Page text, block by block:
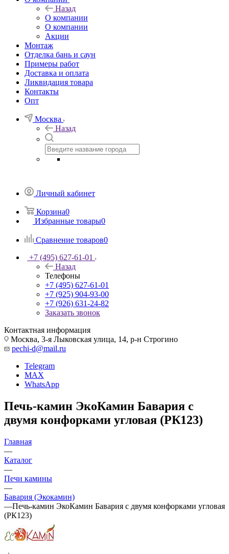
Назад
О компании
О компании
Акции
Монтаж
Отделка бань и саун
Примеры работ
Доставка и оплата
Ликвидация товара
Контакты
Опт
Москва
Назад
Личный кабинет
Корзина0
Избранные товары0
Сравнение товаров0
+7 (495) 627-61-01
Назад
Телефоны
+7 (495) 627-61-01
+7 (925) 904-93-00
+7 (926) 631-24-82
Заказать звонок
Контактная информация
Москва, 3-я Лыковская улица, 14, р-н Строгино
pechi-d@mail.ru
Telegram
MAX
WhatsApp
Печь-камин ЭкоКамин Бавария с
двумя конфорками угловая (РК123)
Главная
—
Каталог
—
Печи камины
—
Бавария (Экокамин)
—Печь-камин ЭкоКамин Бавария с двумя конфорками угловая
(РК123)